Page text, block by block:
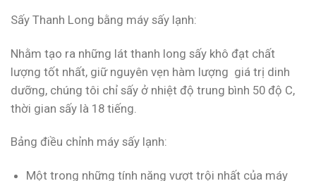
Sấy Thanh Long bằng máy sấy lạnh:
Nhằm tạo ra những lát thanh long sấy khô đạt chất
lượng tốt nhất, giữ nguyên vẹn hàm lượng giá trị dinh
dưỡng, chúng tôi chỉ sấy ở nhiệt độ trung bình 50 độ C,
thời gian sấy là 18 tiếng.
Bảng điều chỉnh máy sấy lạnh:
Một trong những tính năng vượt trội nhất của máy